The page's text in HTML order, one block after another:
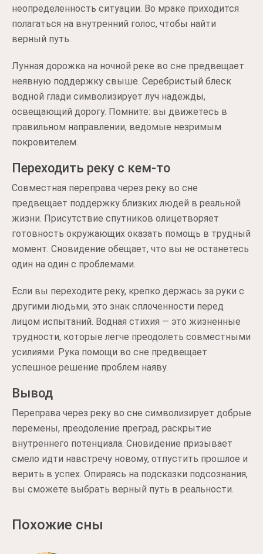
неопределенность ситуации. Во мраке приходится
полагаться на внутренний голос, чтобы найти
верный путь.
Лунная дорожка на ночной реке во сне предвещает
неявную поддержку свыше. Серебристый блеск
водной глади символизирует луч надежды,
освещающий дорогу. Помните: вы движетесь в
правильном направлении, ведомые незримым
покровителем.
Переходить реку с кем-то
Совместная переправа через реку во сне
предвещает поддержку близких людей в реальной
жизни. Присутствие спутников олицетворяет
готовность окружающих оказать помощь в трудный
момент. Сновидение обещает, что вы не останетесь
один на один с проблемами.
Если вы переходите реку, крепко держась за руки с
другими людьми, это знак сплоченности перед
лицом испытаний. Водная стихия — это жизненные
трудности, которые легче преодолеть совместными
усилиями. Рука помощи во сне предвещает
успешное решение проблем наяву.
Вывод
Переправа через реку во сне символизирует добрые
перемены, преодоление преград, раскрытие
внутреннего потенциала. Сновидение призывает
смело идти навстречу новому, отпустить прошлое и
верить в успех. Опираясь на подсказки подсознания,
вы сможете выбрать верный путь в реальности.
Похожие сны